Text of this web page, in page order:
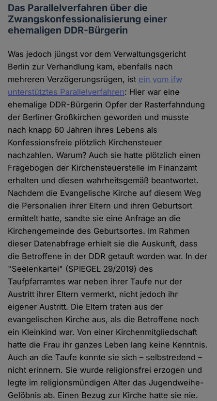
Das Parallelverfahren über die
Zwangskonfessionalisierung einer
ehemaligen DDR-Bürgerin
Was jedoch jüngst vor dem Verwaltungsgericht
Berlin zur Verhandlung kam, ebenfalls nach
mehreren Verzögerungsrügen, ist ein vom ifw
unterstütztes Parallelverfahren: Hier war eine
ehemalige DDR-Bürgerin Opfer der Rasterfahndung
der Berliner Großkirchen geworden und musste
nach knapp 60 Jahren ihres Lebens als
Konfessionsfreie plötzlich Kirchensteuer
nachzahlen. Warum? Auch sie hatte plötzlich einen
Fragebogen der Kirchensteuerstelle im Finanzamt
erhalten und diesen wahrheitsgemäß beantwortet.
Nachdem die Evangelische Kirche auf diesem Weg
die Personalien ihrer Eltern und ihren Geburtsort
ermittelt hatte, sandte sie eine Anfrage an die
Kirchengemeinde des Geburtsortes. Im Rahmen
dieser Datenabfrage erhielt sie die Auskunft, dass
die Betroffene in der DDR getauft worden war. In der
"Seelenkartei" (SPIEGEL 29/2019) des
Taufpfarramtes war neben ihrer Taufe nur der
Austritt ihrer Eltern vermerkt, nicht jedoch ihr
eigener Austritt. Die Eltern traten aus der
evangelischen Kirche aus, als die Betroffene noch
ein Kleinkind war. Von einer Kirchenmitgliedschaft
hatte die Frau ihr ganzes Leben lang keine Kenntnis.
Auch an die Taufe konnte sie sich – selbstredend –
nicht erinnern. Sie wurde religionsfrei erzogen und
legte im religionsmündigen Alter das Jugendweihe-
Gelöbnis ab. Einen Bezug zur Kirche hatte sie nie.